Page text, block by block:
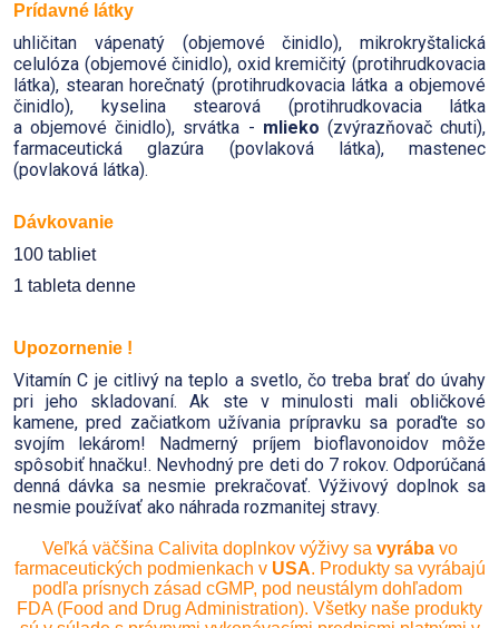
Prídavné látky
uhličitan vápenatý (objemové činidlo), mikrokryštalická
celulóza (objemové činidlo), oxid kremičitý (protihrudkovacia
látka), stearan horečnatý (protihrudkovacia látka a objemové
činidlo), kyselina stearová (protihrudkovacia látka
a objemové činidlo), srvátka - mlieko (zvýrazňovač chuti),
farmaceutická glazúra (povlaková látka), mastenec
(povlaková látka).
Dávkovanie
100 tabliet
1 tableta denne
Upozornenie !
Vitamín C je citlivý na teplo a svetlo, čo treba brať do úvahy
pri jeho skladovaní. Ak ste v minulosti mali obličkové
kamene, pred začiatkom užívania prípravku sa poraďte so
svojím lekárom! Nadmerný príjem bioflavonoidov môže
spôsobiť hnačku!. Nevhodný pre deti do 7 rokov. Odporúčaná
denná dávka sa nesmie prekračovať. Výživový doplnok sa
nesmie používať ako náhrada rozmanitej stravy.
Veľká väčšina Calivita doplnkov výživy sa vyrábavo
farmaceutických podmienkach v USA. Produkty sa vyrábajú
podľa prísnych zásad cGMP, pod neustálym dohľadom
FDA (Food and Drug Administration). Všetky naše produkty